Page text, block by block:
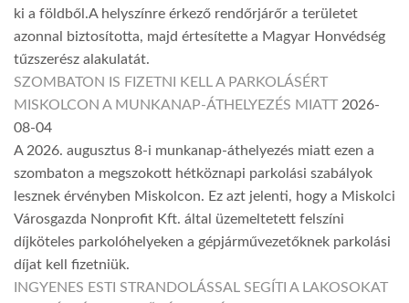
ki a földből.A helyszínre érkező rendőrjárőr a területet
azonnal biztosította, majd értesítette a Magyar Honvédség
tűzszerész alakulatát.
SZOMBATON IS FIZETNI KELL A PARKOLÁSÉRT
MISKOLCON A MUNKANAP-ÁTHELYEZÉS MIATT 2026-
08-04
A 2026. augusztus 8-i munkanap-áthelyezés miatt ezen a
szombaton a megszokott hétköznapi parkolási szabályok
lesznek érvényben Miskolcon. Ez azt jelenti, hogy a Miskolci
Városgazda Nonprofit Kft. által üzemeltetett felszíni
díjköteles parkolóhelyeken a gépjárművezetőknek parkolási
díjat kell fizetniük.
INGYENES ESTI STRANDOLÁSSAL SEGÍTI A LAKOSOKAT